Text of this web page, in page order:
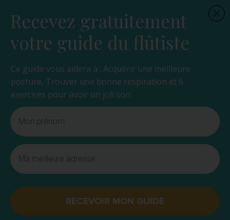
Recevez gratuitement
votre guide du flûtiste
Ce guide vous aidera à : Acquérir une meilleure
posture, Trouver une bonne respiration et 6
exercices pour avoir un joli son
RECEVOIR MON GUIDE